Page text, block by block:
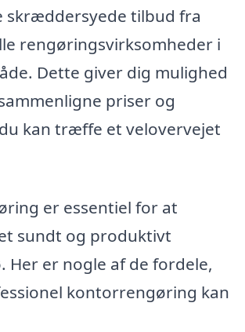
skræddersyede tilbud fra
rengøringsvirksomheder i
Dette giver dig mulighed
priser og
kan træffe et velovervejet
er essentiel for at
sundt og produktivt
Her er nogle af de fordele,
kontorrengøring kan